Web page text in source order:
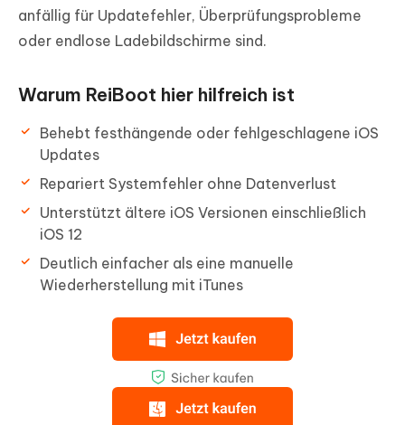
anfällig für Updatefehler, Überprüfungsprobleme
oder endlose Ladebildschirme sind.
Warum ReiBoot hier hilfreich ist
Behebt festhängende oder fehlgeschlagene iOS
Updates
Repariert Systemfehler ohne Datenverlust
Unterstützt ältere iOS Versionen einschließlich
iOS 12
Deutlich einfacher als eine manuelle
Wiederherstellung mit iTunes